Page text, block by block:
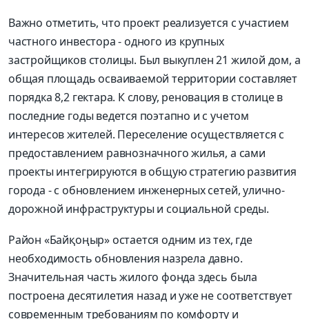
Важно отметить, что проект реализуется с участием
частного инвестора - одного из крупных
застройщиков столицы. Был выкуплен 21 жилой дом, а
общая площадь осваиваемой территории составляет
порядка 8,2 гектара. К слову, реновация в столице в
последние годы ведется поэтапно и с учетом
интересов жителей. Переселение осуществляется с
предоставлением равнозначного жилья, а сами
проекты интегрируются в общую стратегию развития
города - с обновлением инженерных сетей, улично-
дорожной инфраструктуры и социальной среды.
Район «Байқоңыр» остается одним из тех, где
необходимость обновления назрела давно.
Значительная часть жилого фонда здесь была
построена десятилетия назад и уже не соответствует
современным требованиям по комфорту и